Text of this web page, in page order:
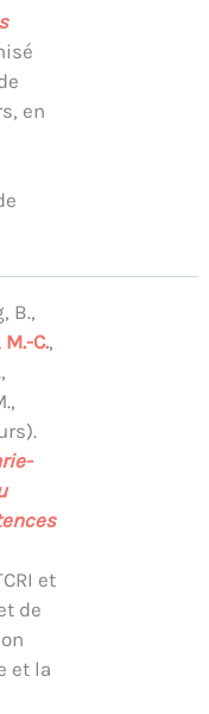
en
B.,
C.,
et
de
et la